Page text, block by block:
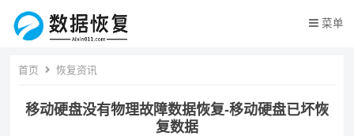
菜单
首页 恢复资讯
移动硬盘没有物理故障数据恢复-移动硬盘已坏恢
复数据